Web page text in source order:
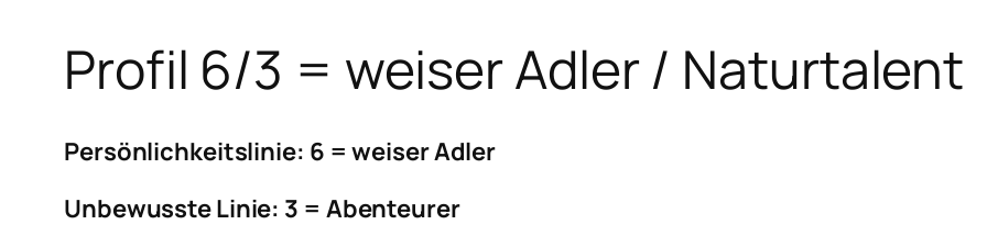
Profil 6/3 = weiser Adler / Naturtalent
Persönlichkeitslinie: 6 = weiser Adler
Unbewusste Linie: 3 = Abenteurer